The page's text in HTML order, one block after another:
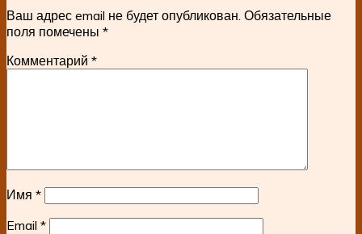
Ваш адрес email не будет опубликован. Обязательные
поля помечены *
Комментарий *
Имя *
Email *